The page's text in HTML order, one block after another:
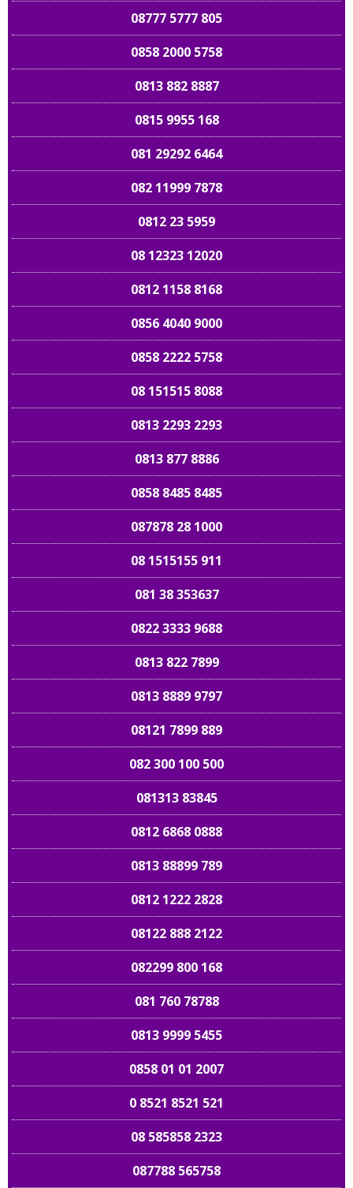
08777 5777 805
0858 2000 5758
0813 882 8887
0815 9955 168
081 29292 6464
082 11999 7878
0812 23 5959
08 12323 12020
0812 1158 8168
0856 4040 9000
0858 2222 5758
08 151515 8088
0813 2293 2293
0813 877 8886
0858 8485 8485
087878 28 1000
08 1515155 911
081 38 353637
0822 3333 9688
0813 822 7899
0813 8889 9797
08121 7899 889
082 300 100 500
081313 83845
0812 6868 0888
0813 88899 789
0812 1222 2828
08122 888 2122
082299 800 168
081 760 78788
0813 9999 5455
0858 01 01 2007
0 8521 8521 521
08 585858 2323
087788 565758